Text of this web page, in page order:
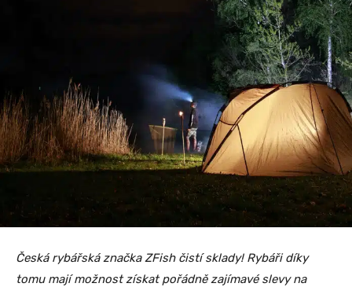
Česká rybářská značka ZFish čistí sklady! Rybáři díky
tomu mají možnost získat pořádně zajímavé slevy na